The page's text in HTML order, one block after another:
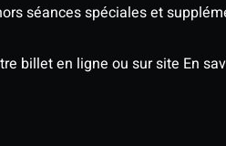
séances spéciales et
billet en ligne ou sur site En